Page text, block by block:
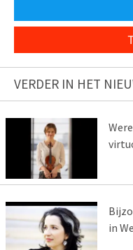
VERDER IN HET
in